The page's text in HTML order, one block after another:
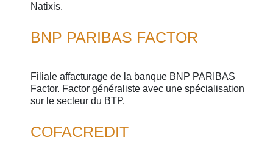
Natixis.
BNP PARIBAS FACTOR
Filiale affacturage de la banque BNP PARIBAS
Factor. Factor généraliste avec une spécialisation
sur le secteur du BTP.
COFACREDIT